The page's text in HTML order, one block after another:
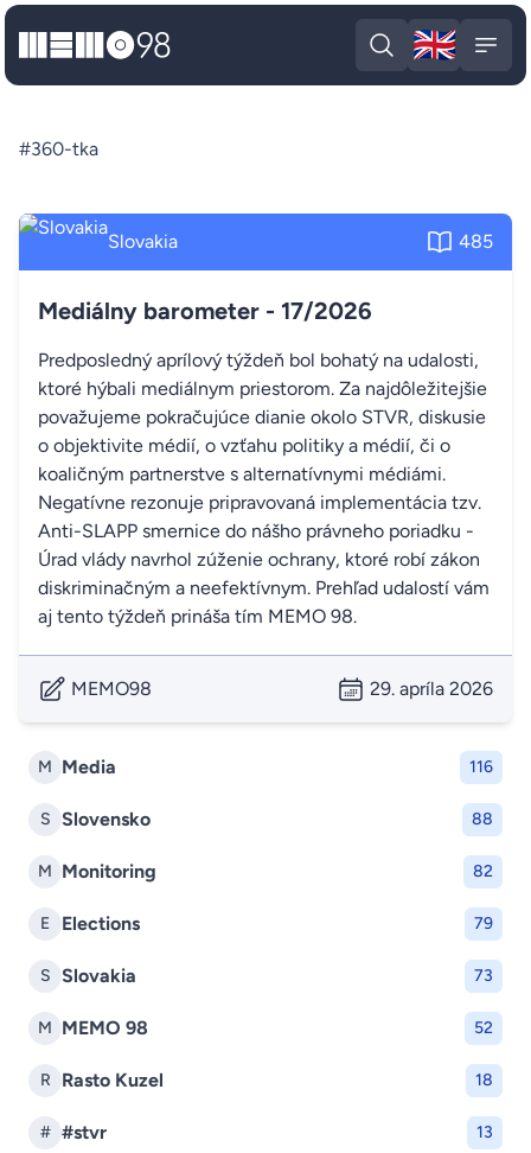
MEMO98
Open search
🇬🇧
M Media 116
S Slovensko 88
M Monitoring 82
E Elections 79
S Slovakia 73
M MEMO 98 52
R Rasto Kuzel 18
# #stvr 13
#360-tka
Slovakia 485
Mediálny barometer - 17/2026
Predposledný aprílový týždeň bol bohatý na udalosti,
ktoré hýbali mediálnym priestorom. Za najdôležitejšie
považujeme pokračujúce dianie okolo STVR, diskusie
o objektivite médií, o vzťahu politiky a médií, či o
koaličným partnerstve s alternatívnymi médiámi.
Negatívne rezonuje pripravovaná implementácia tzv.
Anti-SLAPP smernice do nášho právneho poriadku -
Úrad vlády navrhol zúženie ochrany, ktoré robí zákon
diskriminačným a neefektívnym. Prehľad udalostí vám
aj tento týždeň prináša tím MEMO 98.
MEMO98 29. apríla 2026